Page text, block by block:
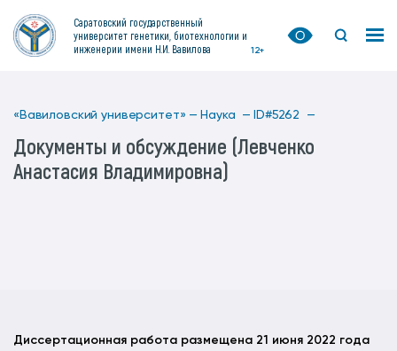
Саратовский государственный
университет генетики, биотехнологии и
инженерии имени Н.И. Вавилова
12+
«Вавиловский университет» — Наука — ID#5262 —
Документы и обсуждение (Левченко
Анастасия Владимировна)
Диссертационная работа размещена 21 июня 2022 года